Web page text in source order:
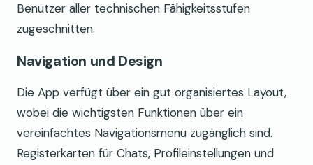
Benutzer aller technischen Fähigkeitsstufen
zugeschnitten.
Navigation und Design
Die App verfügt über ein gut organisiertes Layout,
wobei die wichtigsten Funktionen über ein
vereinfachtes Navigationsmenü zugänglich sind.
Registerkarten für Chats, Profileinstellungen und